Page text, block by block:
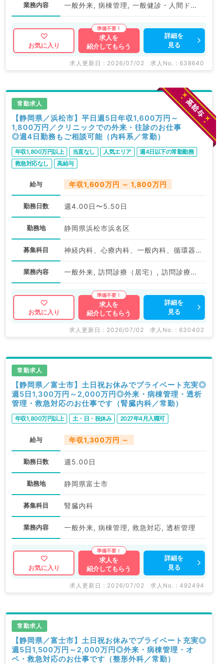
業務内容 一般外来, 病棟管理, 一般健診・人間ドック
お気に入り
求人を
紹介してもらう
詳細を
見る
求人更新日 : 2026/07/02 求人No. : 638640
常勤求人
【静岡県／浜松市】平日週5日年収1,600万円～
1,800万円／クリニックでの外来・往診のお仕事
◎週4日勤務もご相談可能（内科系／常勤）
年収1,800万円以上 当直なし 人気エリア
週4日以下の常勤勤務
救急対応なし
高給与
給与 年収1,600万円 ～ 1,800万円
勤務日数 週4.00日〜5.50日
勤務地 静岡県浜松市浜名区
募集科目 神経内科、心療内科、一般内科、循環器内科、呼吸器内科、消化器内科、内分泌・代謝内科、腎臓内科、老年内科、血液内科、膠原病科
業務内容 一般外来, 訪問診療（居宅）, 訪問診療（施設）, 一般外来, 訪問診療（施設）
お気に入り
求人を
紹介してもらう
詳細を
見る
求人更新日 : 2026/07/02 求人No. : 630402
常勤求人
【静岡県／富士市】土日祝お休みでプライベート充実◎
週5日1,300万円～2,000万円◎外来・病棟管理・透析
管理・救急対応のお仕事です（腎臓内科／常勤）
年収1,800万円以上 土・日・祝休み 2027年4月入職可
給与 年収1,300万円 ～
勤務日数 週5.00日
勤務地 静岡県富士市
募集科目 腎臓内科
業務内容 一般外来, 病棟管理, 救急対応, 透析管理
お気に入り
求人を
紹介してもらう
詳細を
見る
求人更新日 : 2026/07/02 求人No. : 492494
常勤求人
【静岡県／富士市】土日祝お休みでプライベート充実◎
週5日1,500万円～2,000万円◎外来・病棟管理・オ
ペ・救急対応のお仕事です（整形外科／常勤）